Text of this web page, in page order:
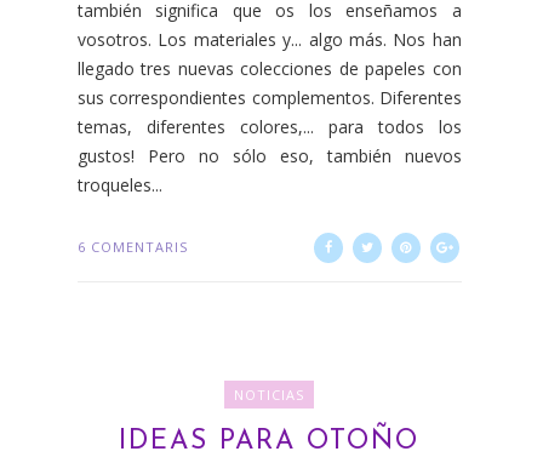
también significa que os los enseñamos a
vosotros. Los materiales y... algo más. Nos han
llegado tres nuevas colecciones de papeles con
sus correspondientes complementos. Diferentes
temas, diferentes colores,... para todos los
gustos! Pero no sólo eso, también nuevos
troqueles...
6 COMENTARIS
NOTICIAS
IDEAS PARA OTOÑO